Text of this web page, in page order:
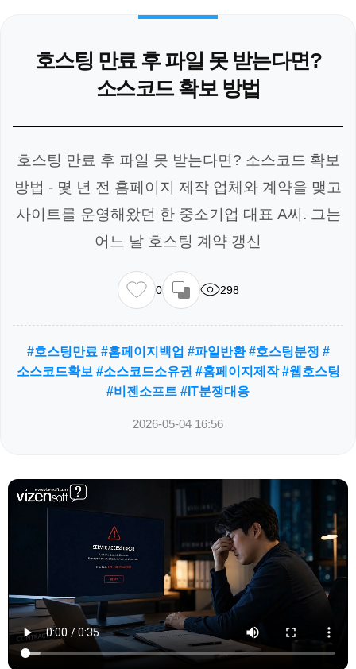
호스팅 만료 후 파일 못 받는다면?
소스코드 확보 방법
호스팅 만료 후 파일 못 받는다면? 소스코드 확보
방법 - 몇 년 전 홈페이지 제작 업체와 계약을 맺고
사이트를 운영해왔던 한 중소기업 대표 A씨. 그는
어느 날 호스팅 계약 갱신
0 298
#호스팅만료 #홈페이지백업 #파일반환 #호스팅분쟁 #
소스코드확보 #소스코드소유권 #홈페이지제작 #웹호스팅
#비젠소프트 #IT분쟁대응
2026-05-04 16:56